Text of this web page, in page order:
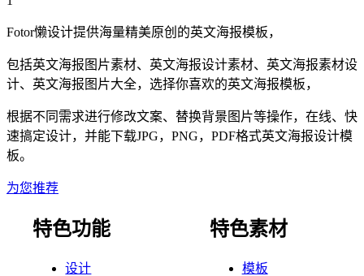
Fotor懒设计提供海量精美原创的英文海报模板，
包括英文海报 图片素材、 英文海报设计素材、 英文海报素材设
计、 英文海报 图片大全，选择你喜欢的英文海报模板，
根据不同需求进行修改文案、替换背景图片等操作，在线、快
速搞定设计，并能下载JPG，PNG，PDF格式英文海报设计模
板。
为您推荐
特色功能
设计
特色素材
模板